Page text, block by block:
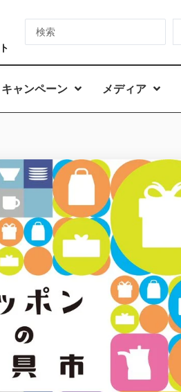
キャンペーン メディア